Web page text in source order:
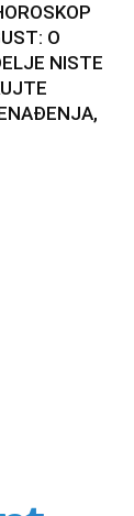
O
NISTE